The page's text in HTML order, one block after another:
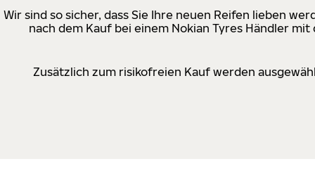
Wir sind so sicher, dass Sie Ihre neuen Reifen lieben
nach dem Kauf bei einem Nokian Tyres Händler
Zusätzlich zum risikofreien Kauf werden